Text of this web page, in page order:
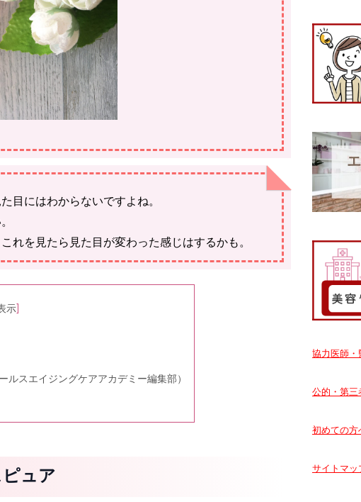
目にはわからないですよね。
れを見たら見た目が変わった感じはするかも。
示]
スエイジングケアアカデミー編集部）
ュア
協力医師・
公的・第三
初めての方
サイトマッ